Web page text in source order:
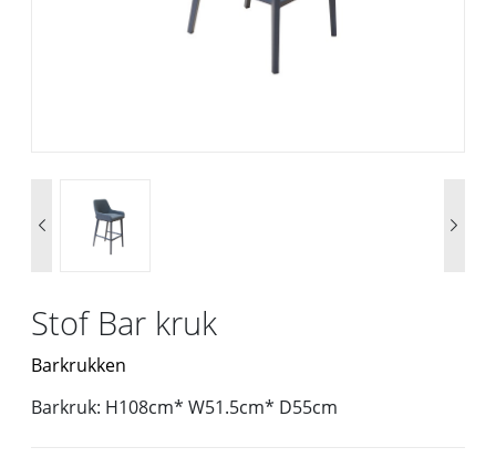
 
Stof Bar kruk
Barkrukken
Barkruk: H108cm* W51.5cm* D55cm